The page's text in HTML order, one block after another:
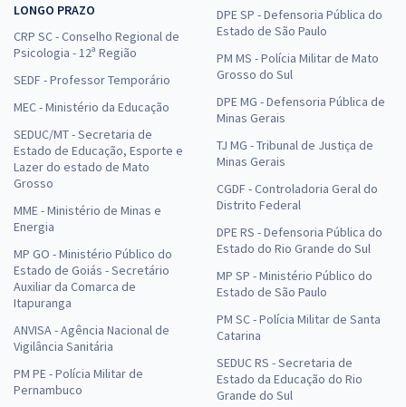
LONGO PRAZO
CRP SC - Conselho Regional de
Psicologia - 12ª Região
SEDF - Professor Temporário
MEC - Ministério da Educação
SEDUC/MT - Secretaria de
Estado de Educação, Esporte e
Lazer do estado de Mato
Grosso
MME - Ministério de Minas e
Energia
MP GO - Ministério Público do
Estado de Goiás - Secretário
Auxiliar da Comarca de
Itapuranga
ANVISA - Agência Nacional de
Vigilância Sanitária
PM PE - Polícia Militar de
Pernambuco
DPE SP - Defensoria Pública do
Estado de São Paulo
PM MS - Polícia Militar de Mato
Grosso do Sul
DPE MG - Defensoria Pública de
Minas Gerais
TJ MG - Tribunal de Justiça de
Minas Gerais
CGDF - Controladoria Geral do
Distrito Federal
DPE RS - Defensoria Pública do
Estado do Rio Grande do Sul
MP SP - Ministério Público do
Estado de São Paulo
PM SC - Polícia Militar de Santa
Catarina
SEDUC RS - Secretaria de
Estado da Educação do Rio
Grande do Sul